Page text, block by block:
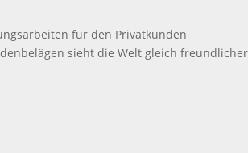
für den Privatkunden
sieht die Welt gleich